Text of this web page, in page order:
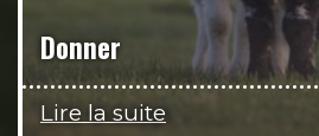
Donner
Lire la suite